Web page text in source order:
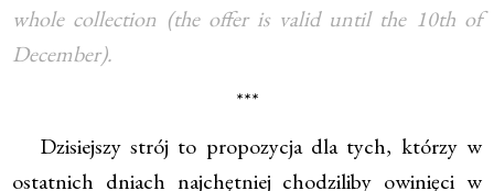
whole collection (the offer is valid until the 10th of
December).
***
Dzisiejszy strój to propozycja dla tych, którzy w
ostatnich dniach najchętniej chodziliby owinięci w